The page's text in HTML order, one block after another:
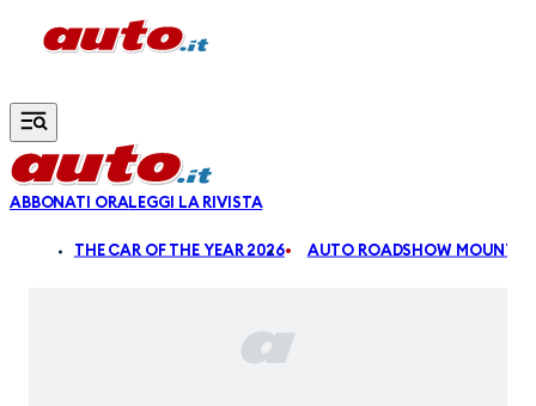
Vai al contenuto principale
ABBONATI ORALEGGI LA RIVISTA
THE CAR OF THE YEAR 2026 AUTO ROADSHOW